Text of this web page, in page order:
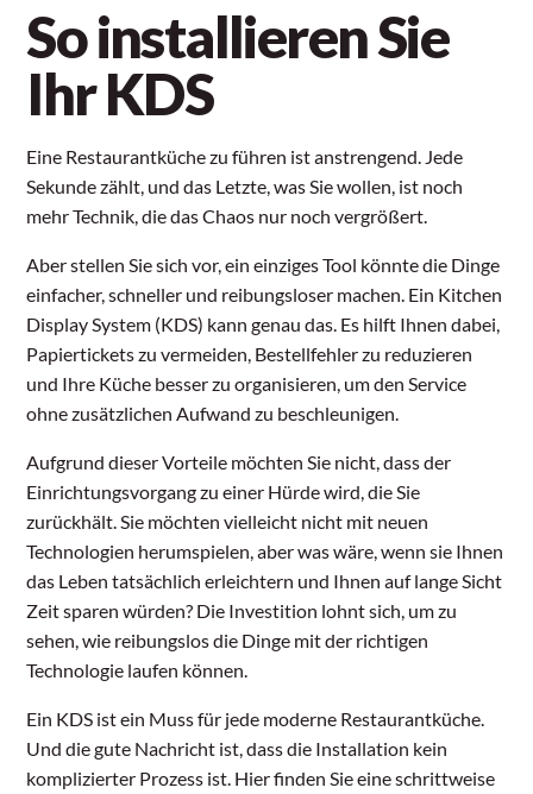
So installieren Sie
Ihr KDS
Eine Restaurantküche zu führen ist anstrengend. Jede
Sekunde zählt, und das Letzte, was Sie wollen, ist noch
mehr Technik, die das Chaos nur noch vergrößert.
Aber stellen Sie sich vor, ein einziges Tool könnte die Dinge
einfacher, schneller und reibungsloser machen. Ein Kitchen
Display System (KDS) kann genau das. Es hilft Ihnen dabei,
Papiertickets zu vermeiden, Bestellfehler zu reduzieren
und Ihre Küche besser zu organisieren, um den Service
ohne zusätzlichen Aufwand zu beschleunigen.
Aufgrund dieser Vorteile möchten Sie nicht, dass der
Einrichtungsvorgang zu einer Hürde wird, die Sie
zurückhält. Sie möchten vielleicht nicht mit neuen
Technologien herumspielen, aber was wäre, wenn sie Ihnen
das Leben tatsächlich erleichtern und Ihnen auf lange Sicht
Zeit sparen würden? Die Investition lohnt sich, um zu
sehen, wie reibungslos die Dinge mit der richtigen
Technologie laufen können.
Ein KDS ist ein Muss für jede moderne Restaurantküche.
Und die gute Nachricht ist, dass die Installation kein
komplizierter Prozess ist. Hier finden Sie eine schrittweise